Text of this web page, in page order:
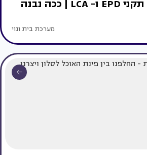
א.צ טכנולוגיות: תקני EPD ו- LCA | ככה נבנה
מערכת בית ונוי